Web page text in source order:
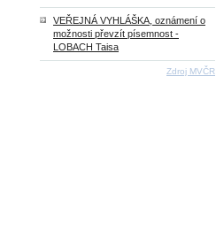
VEŘEJNÁ VYHLÁŠKA, oznámení o
možnosti převzít písemnost -
LOBACH Taisa
Zdroj MVČR